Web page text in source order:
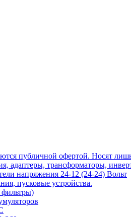
публичной офертой. Носят
адаптеры, трансформаторы,
напряжения 24-12 (24-24) Вольт
пусковые устройства.